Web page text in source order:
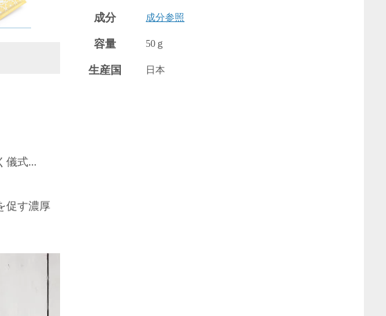
儀式...
促す濃厚
成分 成分参照
容量 50ｇ
生産国 日本